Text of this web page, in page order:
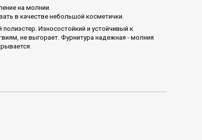
на молнии.
в качестве небольшой косметички.
Износостойкий и устойчивый к
не выгорает. Фурнитура надежная - молния